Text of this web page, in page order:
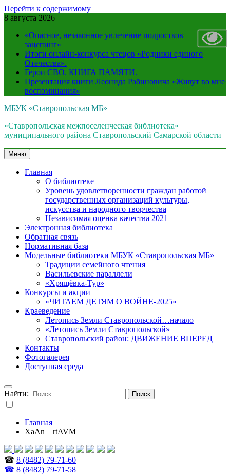
Перейти к содержимому
8 августа 2026
«Опасное, незаконное увлечение подростков –
зацепинг»
Итоги онлайн-конкурса чтецов «Родники единого
Отечества».
Герои СВО. КНИГА ПАМЯТИ.
Презентация книги Леонида Рабиновича «Живут во мне
воспоминания»
МБУК «Ставропольская МБ»
«Ставропольская межпоселенческая библиотека»
муниципального района Ставропольский Самарской области
Меню
Главная
О библиотеке
Уровень удовлетворенности граждан работой
государственных организаций культуры,
искусства и народного творчества
Независимая оценка качества 2021
Электронная библиотека
Обратная связь
Нормативная база
Модельные библиотеки МБУК «Ставропольская МБ»
Традиции семейного чтения
Васильевские параллели
«Хрящёвка-Тур»
Конкурсы и акции
«ЧИТАЕМ ДЕТЯМ О ВОЙНЕ-2025»
Краеведение
Летопись Земли Ставропольской…начало
«Летопись Земли Ставропольской»
Ставропольский район: ДВИЖЕНИЕ ВПЕРЕД
Контакты
Фотогалерея
Доступная среда
Найти:
Главная
XaAn__rtAVM
☎ 8 (8482) 79-71-60
☎ 8 (8482) 79-71-58